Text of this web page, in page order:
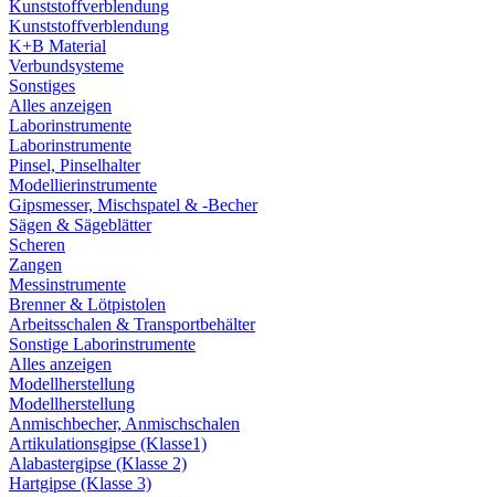
Kunststoffverblendung
Kunststoffverblendung
K+B Material
Verbundsysteme
Sonstiges
Alles anzeigen
Laborinstrumente
Laborinstrumente
Pinsel, Pinselhalter
Modellierinstrumente
Gipsmesser, Mischspatel & -Becher
Sägen & Sägeblätter
Scheren
Zangen
Messinstrumente
Brenner & Lötpistolen
Arbeitsschalen & Transportbehälter
Sonstige Laborinstrumente
Alles anzeigen
Modellherstellung
Modellherstellung
Anmischbecher, Anmischschalen
Artikulationsgipse (Klasse1)
Alabastergipse (Klasse 2)
Hartgipse (Klasse 3)